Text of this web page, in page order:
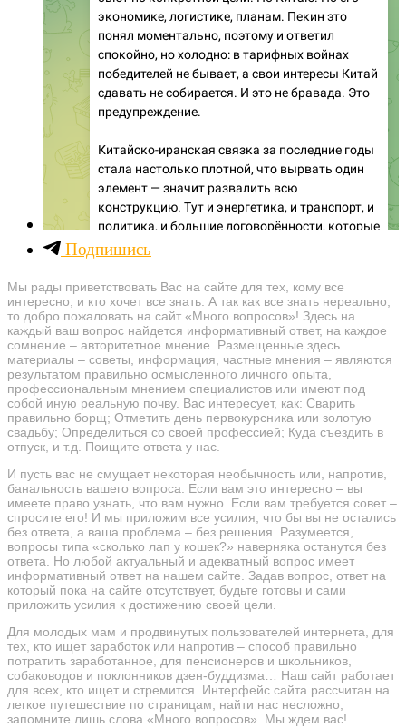
Подпишись
Мы рады приветствовать Вас на сайте для тех, кому все
интересно, и кто хочет все знать. А так как все знать нереально,
то добро пожаловать на сайт «Много вопросов»! Здесь на
каждый ваш вопрос найдется информативный ответ, на каждое
сомнение – авторитетное мнение. Размещенные здесь
материалы – советы, информация, частные мнения – являются
результатом правильно осмысленного личного опыта,
профессиональным мнением специалистов или имеют под
собой иную реальную почву. Вас интересует, как: Сварить
правильно борщ; Отметить день первокурсника или золотую
свадьбу; Определиться со своей профессией; Куда съездить в
отпуск, и т.д. Поищите ответа у нас.
И пусть вас не смущает некоторая необычность или, напротив,
банальность вашего вопроса. Если вам это интересно – вы
имеете право узнать, что вам нужно. Если вам требуется совет –
спросите его! И мы приложим все усилия, что бы вы не остались
без ответа, а ваша проблема – без решения. Разумеется,
вопросы типа «сколько лап у кошек?» наверняка останутся без
ответа. Но любой актуальный и адекватный вопрос имеет
информативный ответ на нашем сайте. Задав вопрос, ответ на
который пока на сайте отсутствует, будьте готовы и сами
приложить усилия к достижению своей цели.
Для молодых мам и продвинутых пользователей интернета, для
тех, кто ищет заработок или напротив – способ правильно
потратить заработанное, для пенсионеров и школьников,
собаководов и поклонников дзен-буддизма… Наш сайт работает
для всех, кто ищет и стремится. Интерфейс сайта рассчитан на
легкое путешествие по страницам, найти нас несложно,
запомните лишь слова «Много вопросов». Мы ждем вас!